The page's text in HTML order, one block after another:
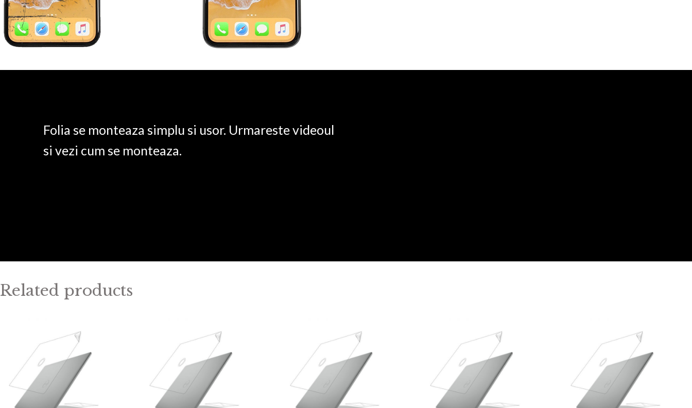
Folia se monteaza simplu si usor. Urmareste videoul
si vezi cum se monteaza.
Related products